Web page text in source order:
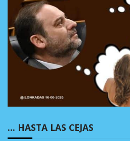
… HASTA LAS CEJAS